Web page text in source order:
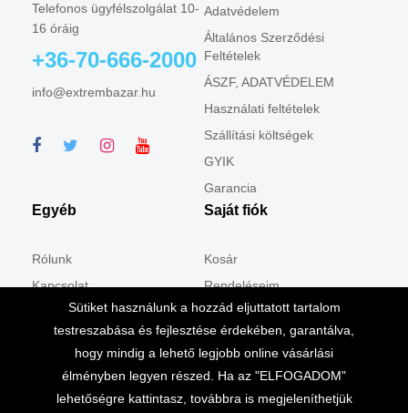
Telefonos ügyfélszolgálat 10-
16 óráig
+36-70-666-2000
info@extrembazar.hu
Adatvédelem
Általános Szerződési
Feltételek
ÁSZF, ADATVÉDELEM
Használati feltételek
Szállítási költségek
GYIK
Garancia
Egyéb
Rólunk
Kapcsolat
Csomagpontban
Saját fiók
Kosár
Rendeléseim
Shop
Cookie tájékoztató
Sütiket használunk a hozzád eljuttatott tartalom
testreszabása és fejlesztése érdekében, garantálva,
hogy mindig a lehető legjobb online vásárlási
élményben legyen részed. Ha az "ELFOGADOM"
lehetőségre kattintasz, továbbra is megjeleníthetjük